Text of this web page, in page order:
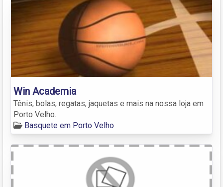
Win Academia
Tênis, bolas, regatas, jaquetas e mais na nossa loja em
Porto Velho.
Basquete em Porto Velho